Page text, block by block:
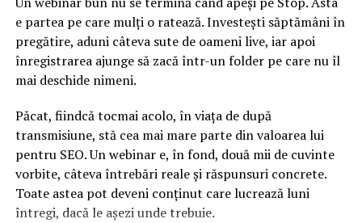
Ea a fost finalistă în 2014 la Madrid şi Roland Garros, în
2015 la Toronto şi Cincinnati, în 2017 la Roma, Roland
Garros, Cincinnati şi Beijing şi în acest an la Australian
Open şi Roma.
În întreaga sa carieră, constănţeanca a câştigat, doar
din tenis, 23.494,071 euro, în acest an intrându-i în
cont 2.758.056 euro. După finala de la Roland Garros, la
aceste sume se vor adăuga încă 2,2 milioane de euro.
e partea pe care mulți o ratează. Investești săptămâni în
pregătire, aduni câteva sute de oameni live, iar apoi
înregistrarea ajunge să zacă într-un folder pe care nu îl
mai deschide nimeni.
Păcat, fiindcă tocmai acolo, în viața de după
transmisiune, stă cea mai mare parte din valoarea lui
pentru SEO. Un webinar e, în fond, două mii de cuvinte
vorbite, câteva întrebări reale și răspunsuri concrete.
Toate astea pot deveni conținut care lucrează luni
întregi, dacă le așezi unde trebuie.